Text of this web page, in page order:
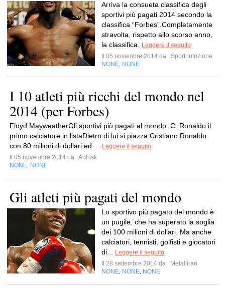
Arriva la consueta classifica degli
sportivi più pagati 2014 secondo la
classifica “Forbes”.Completamente
stravolta, rispetto allo scorso anno,
la classifica.
Leggere il seguito
Il 05 novembre 2014 da
Sportnutrizione
NONE NONE
I 10 atleti più ricchi del mondo nel
2014 (per Forbes)
Floyd MayweatherGli sportivi più pagati al mondo: C. Ronaldo il
primo calciatore in listaDietro di lui si piazza Cristiano Ronaldo
con 80 milioni di dollari ed ...
Leggere il seguito
Il 05 novembre 2014 da Aplusk
NONE NONE
Gli atleti più pagati del mondo
Lo sportivo più pagato del mondo è
un pugile, che ha superato la soglia
dei 100 milioni di dollari. Ma anche
calciatori, tennisti, golfisti e giocatori
di...
Leggere il seguito
Il 28 settembre 2014 da
Metallirari
NONE NONE NONE